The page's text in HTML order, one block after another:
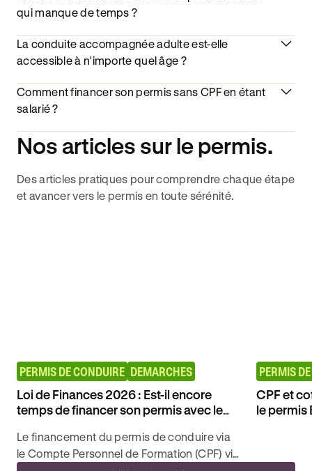
qui manque de temps ?
La conduite accompagnée adulte est-elle
accessible à n'importe quel âge ?
Comment financer son permis sans CPF en étant
salarié ?
Nos articles sur le permis.
Des articles pratiques pour comprendre chaque étape
et avancer vers le permis en toute sérénité.
PERMIS DE CONDUIRE DEMARCHES
Loi de Finances 2026 : Est-il encore
temps de financer son permis avec le
Le financement du permis de conduire via
le Compte Personnel de Formation (CPF) vit
PERMIS
CPF et
le permis